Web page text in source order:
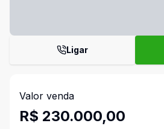
Ligar
Valor venda
R$ 230.000,00